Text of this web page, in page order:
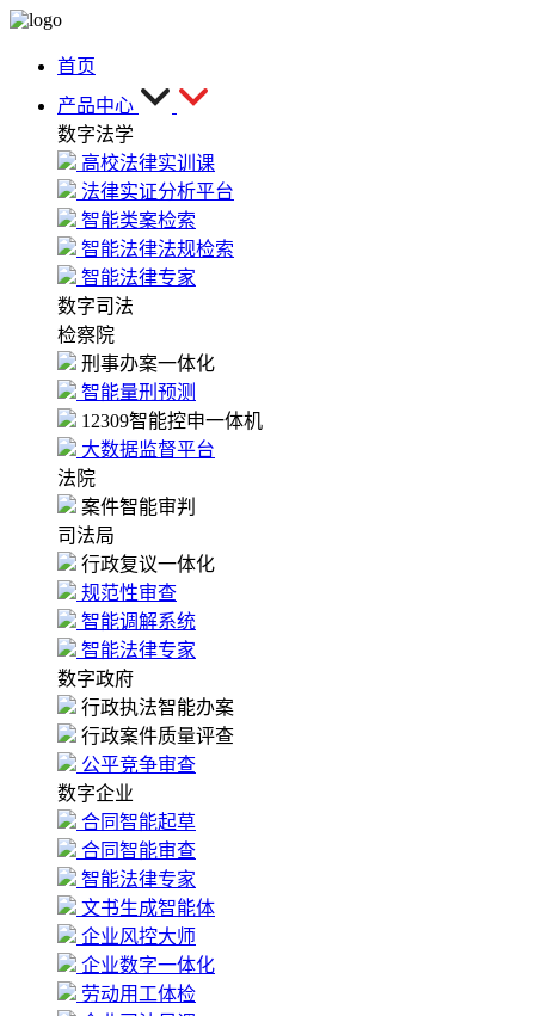
首页
产品中心
数字法学
高校法律实训课
法律实证分析平台
智能类案检索
智能法律法规检索
智能法律专家
数字司法
检察院
刑事办案一体化
智能量刑预测
12309智能控申一体机
大数据监督平台
法院
案件智能审判
司法局
行政复议一体化
规范性审查
智能调解系统
智能法律专家
数字政府
行政执法智能办案
行政案件质量评查
公平竞争审查
数字企业
合同智能起草
合同智能审查
智能法律专家
文书生成智能体
企业风控大师
企业数字一体化
劳动用工体检